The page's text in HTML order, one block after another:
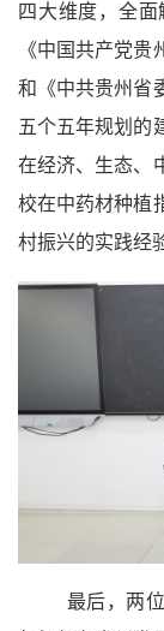
四大维度，全
《中国共产党贵
和《中共贵州省
五个五年规划的
在经济、生态、
校在中药材种植
村振兴的实践经
最后，两